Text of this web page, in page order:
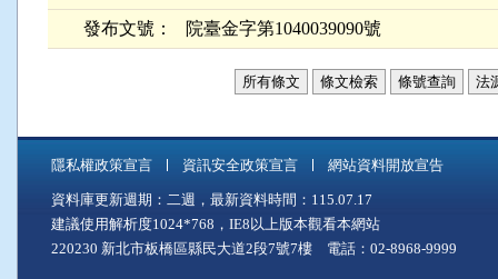
發布文號： 院臺金字第1040039090號
所有條文 條文檢索 條號查詢 法
隱私權政策宣言 資訊安全政策宣言 網站資料開放宣告
資料庫更新週期：二週，最新資料時間：115.07.17
建議使用解析度1024*768，IE8以上版本觀看本網站
220230 新北市板橋區縣民大道2段7號7樓 電話：02-8968-9999